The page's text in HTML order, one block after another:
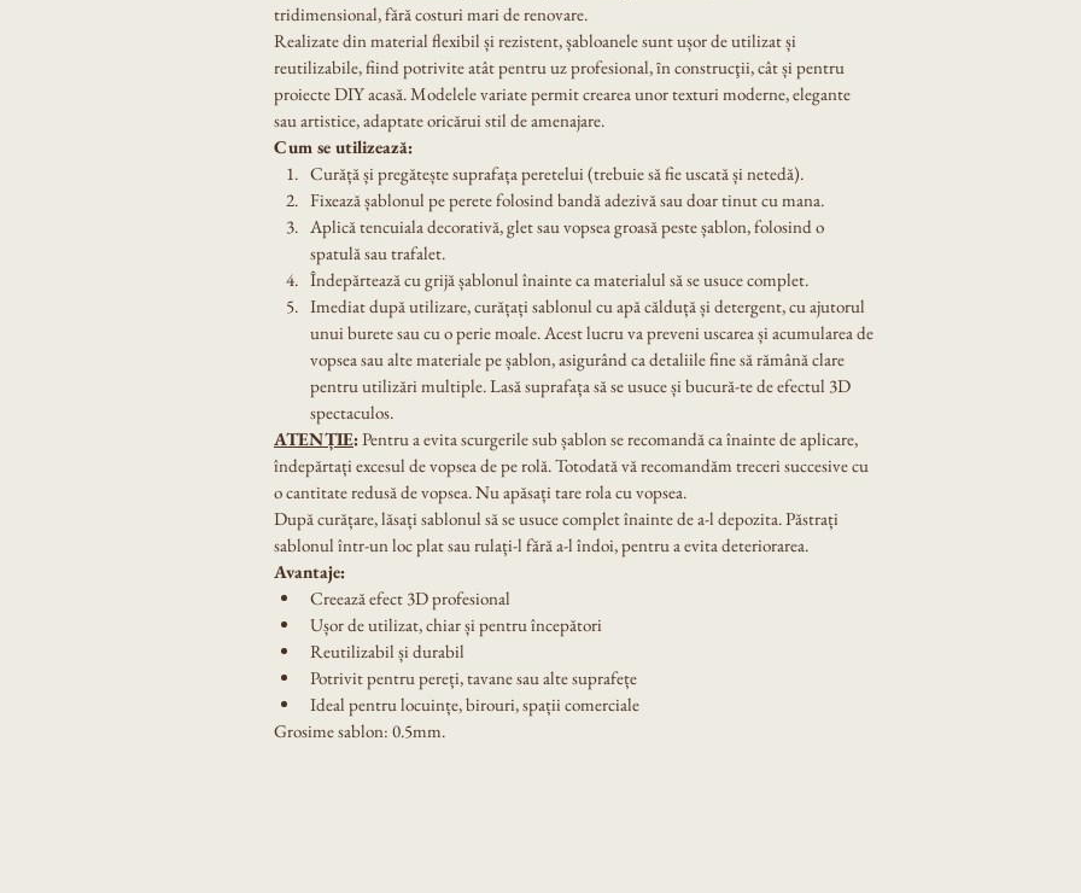
tridimensional, fără costuri mari de renovare.
Realizate din material flexibil și rezistent, șabloanele sunt ușor de utilizat și
reutilizabile, fiind potrivite atât pentru uz profesional, ȋn construcţii, cât și pentru
proiecte DIY acasă. Modelele variate permit crearea unor texturi moderne, elegante
sau artistice, adaptate oricărui stil de amenajare.
Cum se utilizează:
Curăță și pregătește suprafața peretelui (trebuie să fie uscată și netedă).
Fixează șablonul pe perete folosind bandă adezivă sau doar tinut cu mana.
Aplică tencuiala decorativă, glet sau vopsea groasă peste șablon, folosind o
spatulă sau trafalet.
Îndepărtează cu grijă șablonul înainte ca materialul să se usuce complet.
Imediat după utilizare, curățați sablonul cu apă călduță și detergent, cu ajutorul
unui burete sau cu o perie moale. Acest lucru va preveni uscarea și acumularea de
vopsea sau alte materiale pe șablon, asigurând ca detaliile fine să rămână clare
pentru utilizări multiple. Lasă suprafața să se usuce și bucură-te de efectul 3D
spectaculos.
ATENȚIE: Pentru a evita scurgerile sub șablon se recomandă ca înainte de aplicare,
îndepărtați excesul de vopsea de pe rolă. Totodată vă recomandăm treceri succesive cu
o cantitate redusă de vopsea. Nu apăsați tare rola cu vopsea.
După curățare, lăsați sablonul să se usuce complet înainte de a-l depozita. Păstrați
sablonul într-un loc plat sau rulați-l fără a-l îndoi, pentru a evita deteriorarea.
Avantaje:
Creează efect 3D profesional
Ușor de utilizat, chiar și pentru începători
Reutilizabil și durabil
Potrivit pentru pereți, tavane sau alte suprafețe
Ideal pentru locuințe, birouri, spații comerciale
Grosime sablon: 0.5mm.